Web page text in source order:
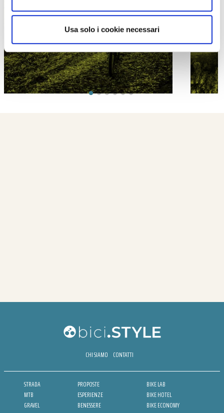
Usa solo i cookie necessari
PROPOSTE
CHI SIAMO CONTATTI
STRADA
MTB
GRAVEL
PROPOSTE
ESPERIENZE
BENESSERE
BIKE LAB
BIKE HOTEL
BIKE ECONOMY